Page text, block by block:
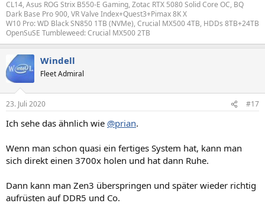
CL14, Asus ROG Strix B550-E Gaming, Zotac RTX 5080 Solid Core OC, BQ
Dark Base Pro 900, VR Valve Index+Quest3+Pimax 8K X
W10 Pro: WD Black SN850 1TB (NVMe), Crucial MX500 4TB, HDDs 8TB+24TB
OpenSuSE Tumbleweed: Crucial MX500 2TB
Windell
Fleet Admiral
23. Juli 2020 #17
Ich sehe das ähnlich wie @prian.
Wenn man schon quasi ein fertiges System hat, kann man
sich direkt einen 3700x holen und hat dann Ruhe.
Dann kann man Zen3 überspringen und später wieder richtig
aufrüsten auf DDR5 und Co.